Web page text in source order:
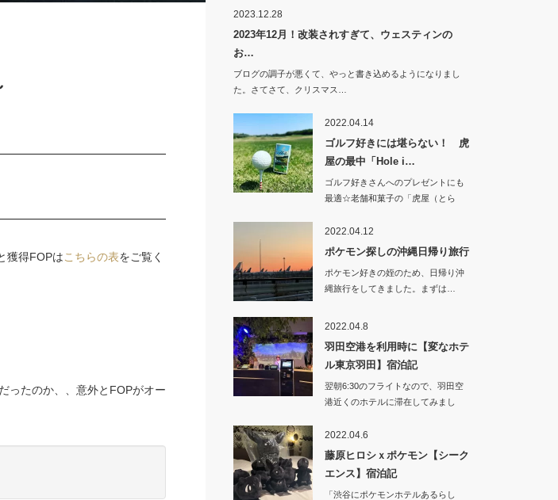
獲得FOPはこちらの表をご覧く
ったのか、、意外とFOPがオー
2023.12.28
2023年12月！改装されすぎて、ウェスティンの
お…
ブログの調子が悪くて、やっと書き込めるようになりまし
た。さてさて、クリスマス…
2022.04.14
ゴルフ好きには堪らない！ 虎
屋の最中「Hole i…
ゴルフ好きさんへのプレゼントにも
最適☆老舗和菓子の「虎屋（とら
2022.04.12
ポケモン探しの沖縄日帰り旅行
ポケモン好きの姪のため、日帰り沖
縄旅行をしてきました。まずは…
2022.04.8
羽田空港を利用時に【変なホテ
ル東京羽田】宿泊記
翌朝6:30のフライトなので、羽田空
港近くのホテルに滞在してみまし
2022.04.6
藤原ヒロシｘポケモン【シーク
エンス】宿泊記
「渋谷にポケモンホテルあるらし